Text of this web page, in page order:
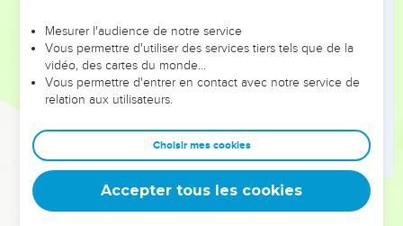
jetèrent à Joab. Joab sonna alors de la trompette. On se
dispersa loin de la ville et chacun repartit dans sa tente.
Quant à Joab, il retourna à Jérusalem vers le roi.
Joab commandait toute l'armée d'Israël ; Benaja, fils de
Jehojada, était à la tête des Kéréthiens et des Péléthiens ;
Adoram était préposé aux corvées ; Josaphat, fils
Mesurer l'audience de notre service
Vous permettre d'utiliser des services tiers tels que de la
vidéo, des cartes du monde…
Vous permettre d'entrer en contact avec notre service de
relation aux utilisateurs.
Choisir mes cookies
Accepter tous les cookies